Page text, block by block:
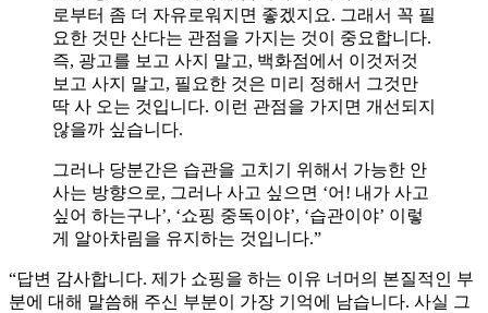
로부터 좀 더 자유로워지면 좋겠지요. 그래서 꼭 필
요한 것만 산다는 관점을 가지는 것이 중요합니다.
즉, 광고를 보고 사지 말고, 백화점에서 이것저것
보고 사지 말고, 필요한 것은 미리 정해서 그것만
딱 사 오는 것입니다. 이런 관점을 가지면 개선되지
않을까 싶습니다.
그러나 당분간은 습관을 고치기 위해서 가능한 안
사는 방향으로, 그러나 사고 싶으면 ‘어! 내가 사고
싶어 하는구나’, ‘쇼핑 중독이야’, ‘습관이야’ 이렇
게 알아차림을 유지하는 것입니다.”
“답변 감사합니다. 제가 쇼핑을 하는 이유 너머의 본질적인 부
분에 대해 말씀해 주신 부분이 가장 기억에 남습니다. 사실 그